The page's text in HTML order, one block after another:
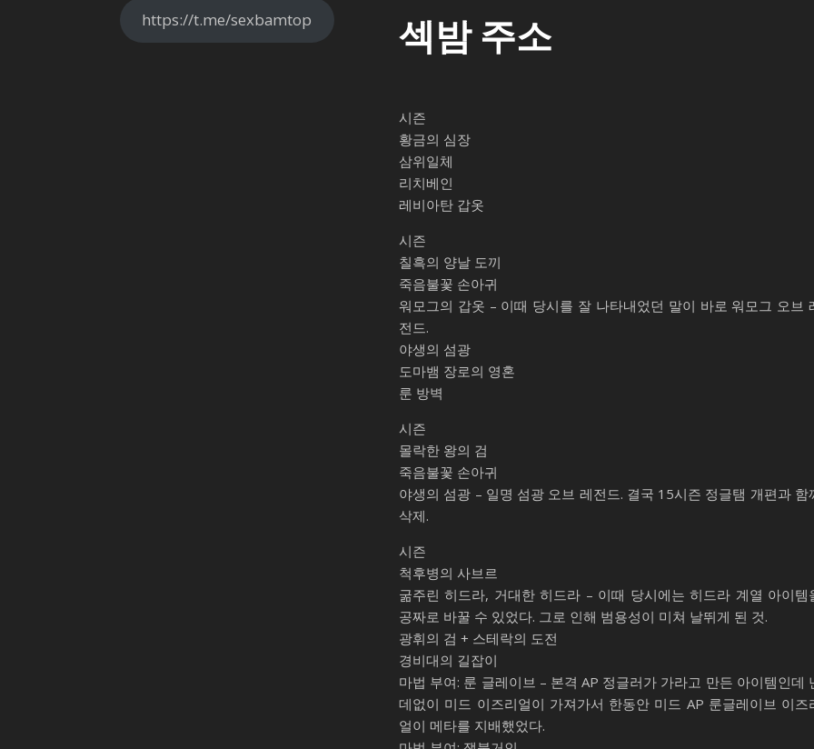
https://t.me/sexbamtop 섹밤 주소
시즌
황금의 심장
삼위일체
리치베인
레비아탄 갑옷
시즌
칠흑의 양날 도끼
죽음불꽃 손아귀
워모그의 갑옷 – 이때 당시를 잘 나타내었던 말이 바로 워모그 오브
전드.
야생의 섬광
도마뱀 장로의 영혼
룬 방벽
시즌
몰락한 왕의 검
죽음불꽃 손아귀
야생의 섬광 – 일명 섬광 오브 레전드. 결국 15시즌 정글탬 개편과 함
삭제.
시즌
척후병의 사브르
굶주린 히드라, 거대한 히드라 – 이때 당시에는 히드라 계열 아이템
공짜로 바꿀 수 있었다. 그로 인해 범용성이 미쳐 날뛰게 된 것.
광휘의 검 + 스테락의 도전
경비대의 길잡이
마법 부여: 룬 글레이브 – 본격 AP 정글러가 가라고 만든 아이템인데
데없이 미드 이즈리얼이 가져가서 한동안 미드 AP 룬글레이브 이즈
얼이 메타를 지배했었다.